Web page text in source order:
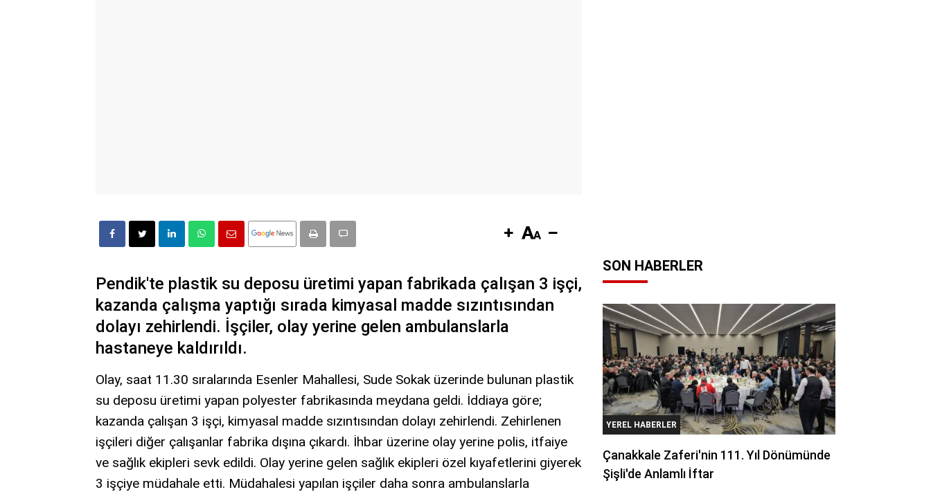
Pendik'te plastik su deposu üretimi yapan fabrikada çalışan 3 işçi,
kazanda çalışma yaptığı sırada kimyasal madde sızıntısından
dolayı zehirlendi. İşçiler, olay yerine gelen ambulanslarla
hastaneye kaldırıldı.
Olay, saat 11.30 sıralarında Esenler Mahallesi, Sude Sokak üzerinde bulunan plastik
su deposu üretimi yapan polyester fabrikasında meydana geldi. İddiaya göre;
kazanda çalışan 3 işçi, kimyasal madde sızıntısından dolayı zehirlendi. Zehirlenen
işçileri diğer çalışanlar fabrika dışına çıkardı. İhbar üzerine olay yerine polis, itfaiye
ve sağlık ekipleri sevk edildi. Olay yerine gelen sağlık ekipleri özel kıyafetlerini giyerek
3 işçiye müdahale etti. Müdahalesi yapılan işçiler daha sonra ambulanslarla
SON HABERLER
YEREL HABERLER
Çanakkale Zaferi'nin 111. Yıl Dönümünde
Şişli'de Anlamlı İftar